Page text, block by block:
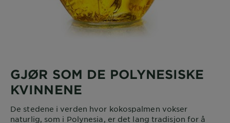
GJØR SOM DE POLYNESISKE
KVINNENE
De stedene i verden hvor kokospalmen vokser
naturlig, som i Polynesia, er det lang tradisjon for å